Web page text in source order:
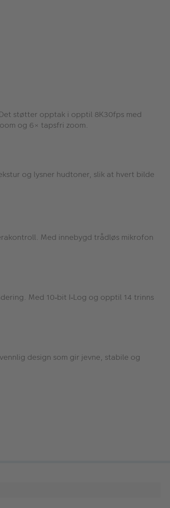
støtter opptak i opptil 8K30fps med
og 6× tapsfri zoom.
og lysner hudtoner, slik at hvert bilde
Med innebygd trådløs mikrofon
Med 10‑bit I‑Log og opptil 14 trinns
design som gir jevne, stabile og